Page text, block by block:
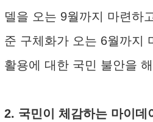
델을 오는 9월까지 마련하
준 구체화가 오는 6월까지
활용에 대한 국민 불안을
2. 국민이 체감하는 마이데